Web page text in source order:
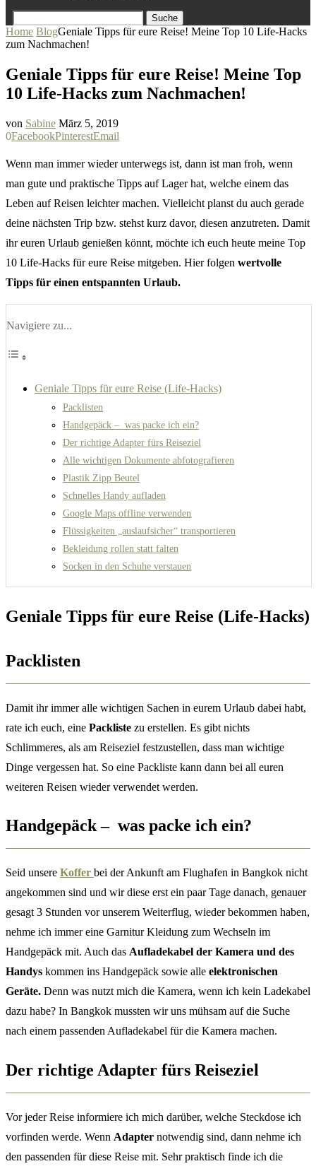
Suche
Home BlogGeniale Tipps für eure Reise! Meine Top 10 Life-Hacks
zum Nachmachen!
Geniale Tipps für eure Reise! Meine Top
10 Life-Hacks zum Nachmachen!
von Sabine März 5, 2019
0FacebookPinterestEmail
Wenn man immer wieder unterwegs ist, dann ist man froh, wenn
man gute und praktische Tipps auf Lager hat, welche einem das
Leben auf Reisen leichter machen. Vielleicht planst du auch gerade
deine nächsten Trip bzw. stehst kurz davor, diesen anzutreten. Damit
ihr euren Urlaub genießen könnt, möchte ich euch heute meine Top
10 Life-Hacks für eure Reise mitgeben. Hier folgen wertvolle
Tipps für einen entspannten Urlaub.
Navigiere zu...
Geniale Tipps für eure Reise (Life-Hacks)
Packlisten
Handgepäck – was packe ich ein?
Der richtige Adapter fürs Reiseziel
Alle wichtigen Dokumente abfotografieren
Plastik Zipp Beutel
Schnelles Handy aufladen
Google Maps offline verwenden
Flüssigkeiten „auslaufsicher“ transportieren
Bekleidung rollen statt falten
Socken in den Schuhe verstauen
Geniale Tipps für eure Reise (Life-Hacks)
Packlisten
Damit ihr immer alle wichtigen Sachen in eurem Urlaub dabei habt,
rate ich euch, eine Packliste zu erstellen. Es gibt nichts
Schlimmeres, als am Reiseziel festzustellen, dass man wichtige
Dinge vergessen hat. So eine Packliste kann dann bei all euren
weiteren Reisen wieder verwendet werden.
Handgepäck – was packe ich ein?
Seid unsere Koffer bei der Ankunft am Flughafen in Bangkok nicht
angekommen sind und wir diese erst ein paar Tage danach, genauer
gesagt 3 Stunden vor unserem Weiterflug, wieder bekommen haben,
nehme ich immer eine Garnitur Kleidung zum Wechseln im
Handgepäck mit. Auch das Aufladekabel der Kamera und des
Handys kommen ins Handgepäck sowie alle elektronischen
Geräte. Denn was nutzt mich die Kamera, wenn ich kein Ladekabel
dazu habe? In Bangkok mussten wir uns mühsam auf die Suche
nach einem passenden Aufladekabel für die Kamera machen.
Der richtige Adapter fürs Reiseziel
Vor jeder Reise informiere ich mich darüber, welche Steckdose ich
vorfinden werde. Wenn Adapter notwendig sind, dann nehme ich
den passenden für diese Reise mit. Sehr praktisch finde ich die